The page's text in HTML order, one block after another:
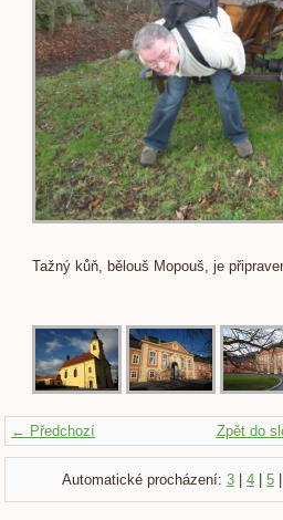
Tažný kůň, bělouš Mopouš, je
← Předchozí Zpět do
Automatické procházení: 3 | 4 | 5 |